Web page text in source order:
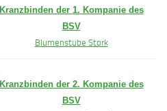
Kranzbinden der 1. Kompanie des
BSV
Blumenstube Stork
Kranzbinden der 2. Kompanie des
BSV